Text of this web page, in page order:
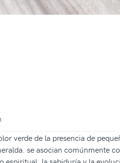
verde de la presencia de
se asocian comúnmente